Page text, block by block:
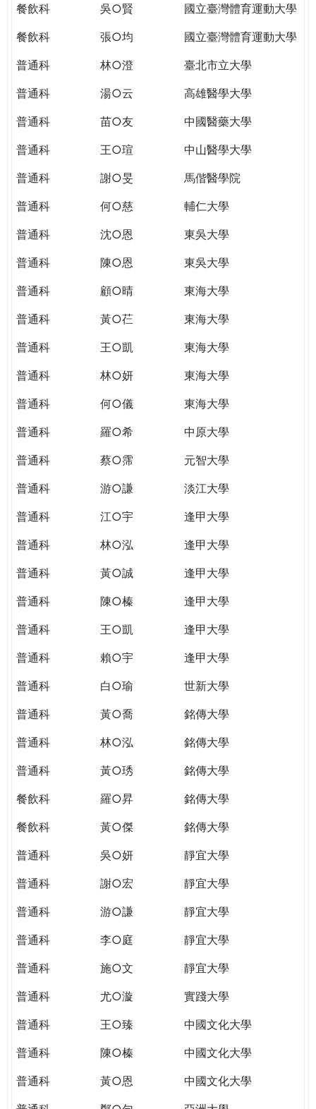
CITIZENSHIP
餐飲科
吳○賢
國立臺灣體育運動大學
餐飲科
張○均
國立臺灣體育運動大學
普通科
林○澄
臺北市立大學
普通科
湯○云
高雄醫學大學
普通科
苗○友
中國醫藥大學
普通科
王○瑄
中山醫學大學
普通科
謝○旻
馬偕醫學院
普通科
何○慈
輔仁大學
普通科
沈○恩
東吳大學
普通科
陳○恩
東吳大學
普通科
顧○晴
東海大學
普通科
黃○芢
東海大學
普通科
王○凱
東海大學
普通科
林○妍
東海大學
普通科
何○儀
東海大學
普通科
羅○希
中原大學
普通科
蔡○霈
元智大學
普通科
游○謙
淡江大學
普通科
江○宇
逢甲大學
普通科
林○泓
逢甲大學
普通科
黃○誠
逢甲大學
普通科
陳○榛
逢甲大學
普通科
王○凱
逢甲大學
普通科
賴○宇
逢甲大學
普通科
白○瑜
世新大學
普通科
黃○喬
銘傳大學
普通科
林○泓
銘傳大學
普通科
黃○琇
銘傳大學
餐飲科
羅○昇
銘傳大學
餐飲科
黃○傑
銘傳大學
普通科
吳○妍
靜宜大學
普通科
謝○宏
靜宜大學
普通科
游○謙
靜宜大學
普通科
李○庭
靜宜大學
普通科
施○文
靜宜大學
普通科
尤○漩
實踐大學
普通科
王○臻
中國文化大學
普通科
陳○榛
中國文化大學
普通科
黃○恩
中國文化大學